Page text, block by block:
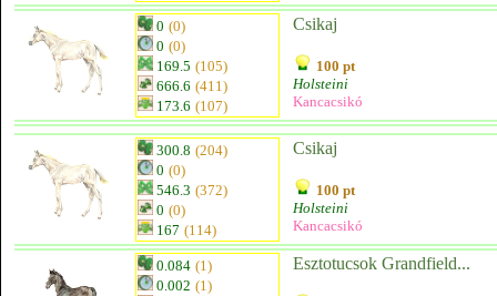
0 (0)
0 (0)
169.5 (105)
666.6 (411)
173.6 (107)
Csikaj
100 pt
Holsteini
Kancacsikó
300.8 (204)
0 (0)
546.3 (372)
0 (0)
167 (114)
Csikaj
100 pt
Holsteini
Kancacsikó
0.084 (1)
0.002 (1)
Esztotucsok Grandfield...